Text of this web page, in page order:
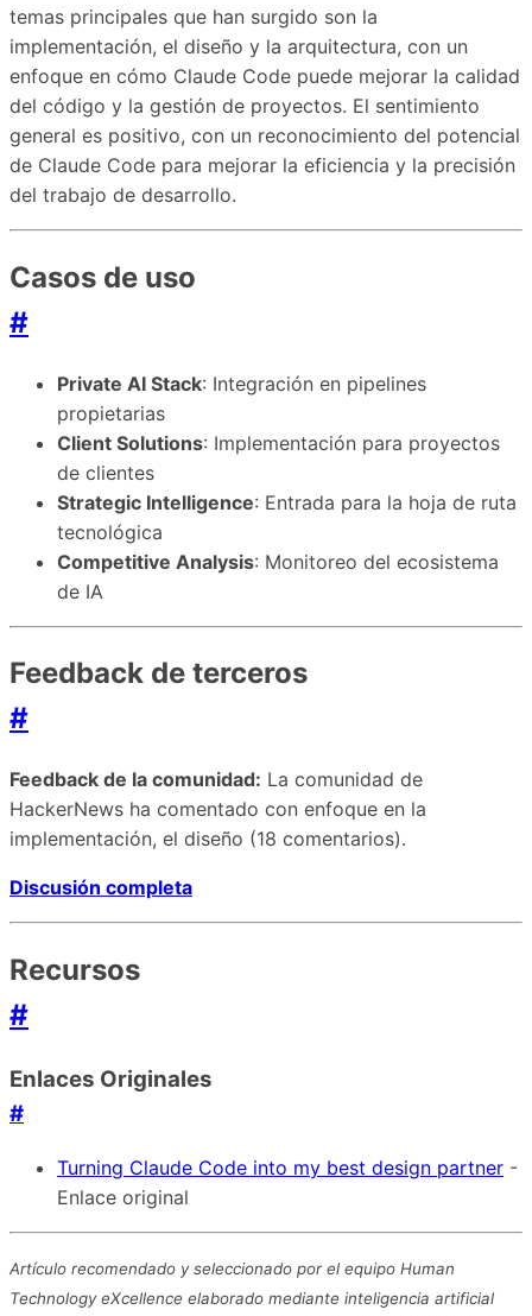
temas principales que han surgido son la
implementación, el diseño y la arquitectura, con un
enfoque en cómo Claude Code puede mejorar la calidad
del código y la gestión de proyectos. El sentimiento
general es positivo, con un reconocimiento del potencial
de Claude Code para mejorar la eficiencia y la precisión
del trabajo de desarrollo.
Casos de uso
#
Private AI Stack: Integración en pipelines
propietarias
Client Solutions: Implementación para proyectos
de clientes
Strategic Intelligence: Entrada para la hoja de ruta
tecnológica
Competitive Analysis: Monitoreo del ecosistema
de IA
Feedback de terceros
#
Feedback de la comunidad: La comunidad de
HackerNews ha comentado con enfoque en la
implementación, el diseño (18 comentarios).
Discusión completa
Recursos
#
Enlaces Originales
#
Turning Claude Code into my best design partner -
Enlace original
Artículo recomendado y seleccionado por el equipo Human
Technology eXcellence elaborado mediante inteligencia artificial